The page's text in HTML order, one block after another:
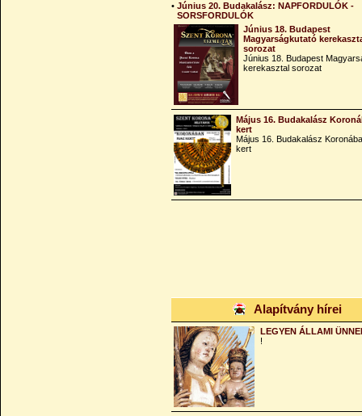
• Június 20. Budakalász: NAPFORDULÓK -
SORSFORDULÓK
Június 18. Budapest
Magyarságkutató
sorozat
Június 18. Budapest
kerekasztal sorozat
Május 16. Budakalász
kert
Május 16. Budakalász
kert
Alapítvány hírei
LEGYEN ÁLLAMI
!